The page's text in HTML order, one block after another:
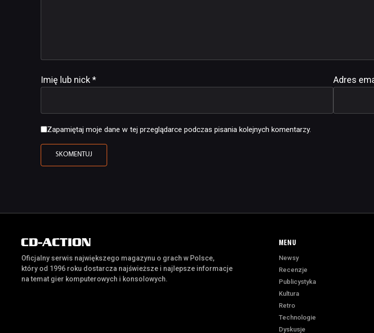
Imię lub nick* Adres
Zapamiętaj moje dane w tej przeglądarce podczas pisania kolejnych komentarzy.
Oficjalny serwis największego magazynu o grach w Polsce,
który od 1996 roku dostarcza najświeższe i najlepsze informacje
na temat gier komputerowych i konsolowych.
MENU
Newsy
Recenzje
Publicystyka
Kultura
Retro
Technologie
Dyskusje